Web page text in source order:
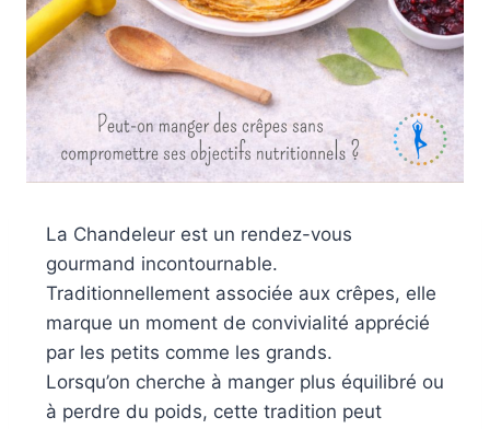
La Chandeleur est un rendez-vous
gourmand incontournable.
Traditionnellement associée aux crêpes, elle
marque un moment de convivialité apprécié
par les petits comme les grands.
Lorsqu’on cherche à manger plus équilibré ou
à perdre du poids, cette tradition peut